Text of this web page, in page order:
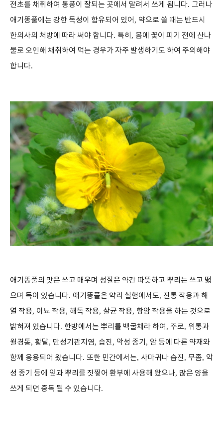
전초를 채취하여 통풍이 잘되는 곳에서 말려서 쓰게 됩니다. 그러나
애기똥풀에는 강한 독성이 함유되어 있어 , 약으로 쓸 때는 반드시
한의사의 처방에 따라 써야 합니다. 특히 , 봄에 꽃이 피기 전에 산나
물로 오인해 채취하여 먹는 경우가 자주 발생하기도 하여 주의해야
합니다.
애기똥풀의 맛은 쓰고 매우며 성질은 약간 따뜻하고 뿌리는 쓰고 떫
으며 독이 있습니다. 애기똥풀은 약리 실험에서도, 진통 작용과 해
열 작용, 이뇨 작용, 해독 작용, 살균 작용, 항암 작용을 하는 것으로
밝혀져 있습니다. 한방에서는 뿌리를 백굴채라 하여 , 주로, 위통과
월경통, 황달, 만성기관지염, 습진, 악성 종기 , 암 등에 다른 약재와
함께 응용되어 왔습니다. 또한 민간에서는, 사마귀나 습진, 무좀, 악
성 종기 등에 잎과 뿌리를 짓찧어 환부에 사용해 왔으나, 많은 양을
쓰게 되면 중독 될 수 있습니다.